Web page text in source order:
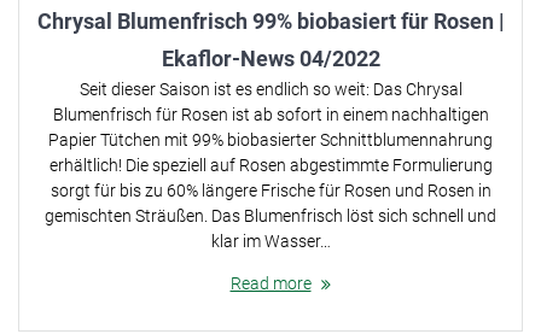
Chrysal Blumenfrisch 99% biobasiert für Rosen |
Ekaflor-News 04/2022
Seit dieser Saison ist es endlich so weit: Das Chrysal
Blumenfrisch für Rosen ist ab sofort in einem nachhaltigen
Papier Tütchen mit 99% biobasierter Schnittblumennahrung
erhältlich! Die speziell auf Rosen abgestimmte Formulierung
sorgt für bis zu 60% längere Frische für Rosen und Rosen in
gemischten Sträußen. Das Blumenfrisch löst sich schnell und
klar im Wasser…
Read more